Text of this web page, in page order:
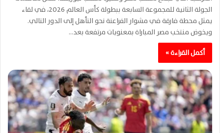
الجولة الثانية للمجموعة السابعة ببطولة كأس العالم 2026، في لقاء
يمثل محطة فارقة في مشوار الفراعنة نحو التأهل إلى الدور التالي.
ويخوض منتخب مصر المباراة بمعنويات مرتفعة بعد…
أكمل القراءة »